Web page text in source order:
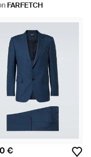
FARFETCH
€